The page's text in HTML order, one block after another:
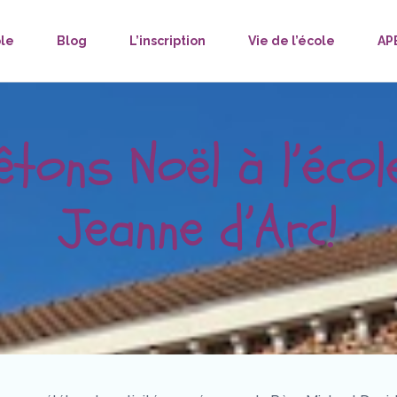
Blog L’inscription Vie de l’école
Noël à
Jeanne d’Arc!